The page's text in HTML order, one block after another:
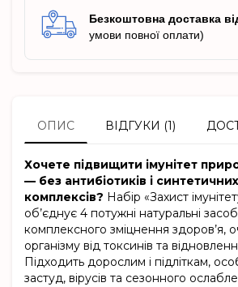
Безкоштовна доставка
умови повної оплати)
ОПИС ВІДГУКИ (1)
Хочете підвищити імунітет
— без антибіотиків і
комплексів? Набір «Захист
об’єднує 4 потужні натуральні
комплексного зміцнення здоров’я,
організму від токсинів та
Підходить дорослим і підліткам,
застуд, вірусів та сезонного